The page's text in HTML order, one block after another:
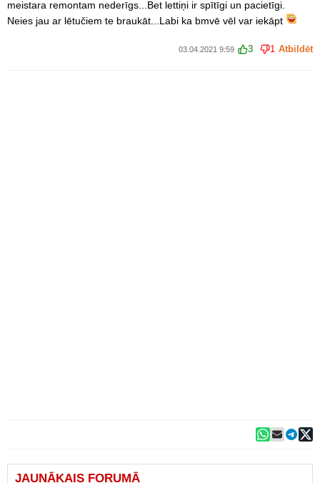
meistara remontam nederīgs...Bet lettiņi ir spītīgi un pacietīgi.
Neies jau ar lētučiem te braukāt...Labi ka bmvē vēl var iekāpt
03.04.2021 9:59 3 1 Atbildēt
JAUNĀKAIS FORUMĀ